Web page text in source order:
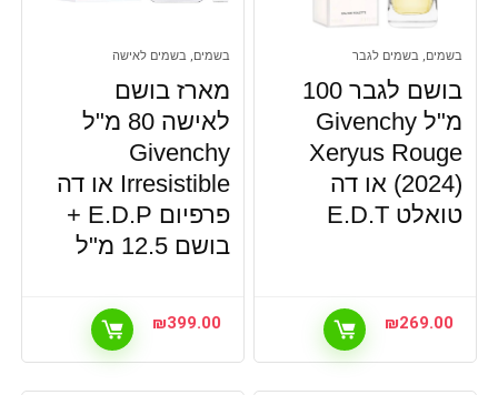
בשמים, בשמים לגבר
בושם לגבר 100
מ"ל Givenchy
Xeryus Rouge
(2024) או דה
טואלט E.D.T
₪269.00
בשמים, בשמים לאישה
מארז בושם
לאישה 80 מ"ל
Givenchy
Irresistible או דה
פרפיום E.D.P +
בושם 12.5 מ"ל
₪399.00